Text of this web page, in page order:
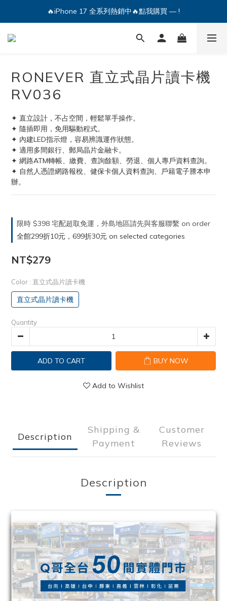
🔥iPhone 17 全系列熱銷中🔥點我購買 — !
🔥iPhone 17 全系列熱銷中🔥點我購買 — !
💕加入Q哥 Line 新好友領優惠券！🎫
RONEVER 直立式晶片讀卡機
RV036
✦ 直立設計，不占空間，輕鬆單手操作。
✦ 隨插即用，免用驅動程式。
✦ 內建LED指示燈，容易辨識運作狀態。
✦ 適用多間銀行、郵局晶片金融卡。
✦ 網路ATM轉帳、繳費、查詢餘額、勞退、個人專戶資料查詢。
✦ 自然人憑證網路報稅、健保卡個人資料查詢、戶籍電子謄本申
辦。
限時 $398 宅配超取免運，外島地區請先與客服聯繫 on order
全館299折10元，699折30元 on selected categories
NT$279
Color : 直立式晶片讀卡機
直立式晶片讀卡機
Quantity
ADD TO CART BUY NOW
Add to Wishlist
Description
Shipping &
Payment
Customer
Reviews
Description